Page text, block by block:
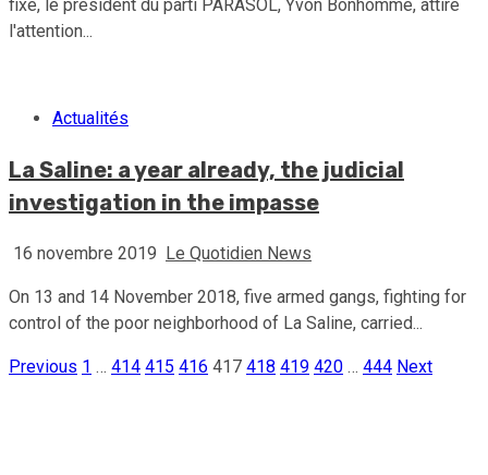
fixe, le président du parti PARASOL, Yvon Bonhomme, attire
l'attention...
Actualités
La Saline: a year already, the judicial
investigation in the impasse
16 novembre 2019 Le Quotidien News
On 13 and 14 November 2018, five armed gangs, fighting for
control of the poor neighborhood of La Saline, carried...
Pagination
Previous 1 … 414 415 416 417 418 419 420 … 444 Next